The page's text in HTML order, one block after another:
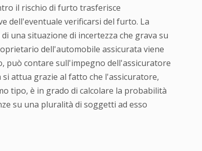
il rischio di furto trasferisce
dell'eventuale verificarsi del furto. La
una situazione di incertezza che grava su
dell'automobile assicurata viene
può contare sull'impegno dell'assicuratore
attua grazie al fatto che l'assicuratore,
tipo, è in grado di calcolare la probabilità
su una pluralità di soggetti ad esso